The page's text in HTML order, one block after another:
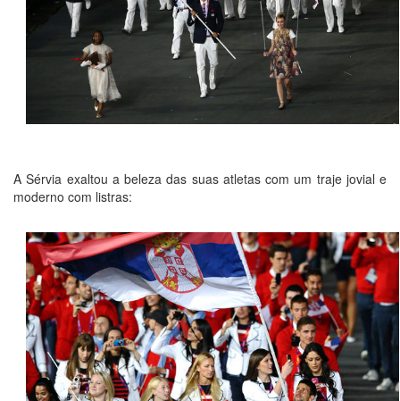
A Sérvia exaltou a beleza das suas atletas com um traje jovial e
moderno com listras: